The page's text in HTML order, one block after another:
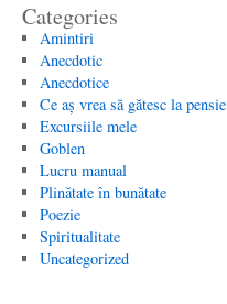
Categories
Amintiri
Anecdotic
Anecdotice
Ce aș vrea să gătesc la pensie
Excursiile mele
Goblen
Lucru manual
Plinătate în bunătate
Poezie
Spiritualitate
Uncategorized